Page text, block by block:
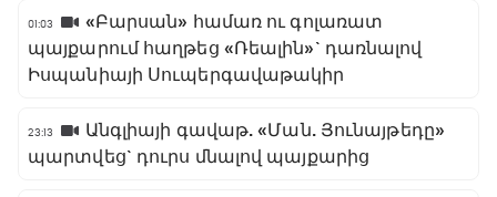
01:03
«Բարսան» համառ ու գոլառատ
պայքարում հաղթեց «Ռեալին»` դառնալով
Իսպանիայի Սուպերգավաթակիր
23:13
Անգլիայի գավաթ. «Ման. Յունայթեդը»
պարտվեց` դուրս մնալով պայքարից